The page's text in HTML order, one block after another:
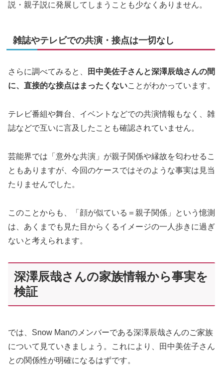
説・親子説に発展してしまうことも少なくありません。
雑誌やテレビでの共演・接点は一切なし
さらに調べてみると、
田中美佐子さんと深澤辰哉さんの間
に、直接的な接点はまったくないことがわかっています。
テレビ番組や舞台、イベントなどでの共演情報もなく、雑
誌などで互いに言及したことも確認されていません。
芸能界では「意外な共演」が親子関係や縁故を匂わせるこ
ともありますが、今回のケースではそのような事実は見当
たりませんでした。
このことからも、「顔が似ている＝親子関係」という憶測
は、あくまでも見た目からくるイメージの一人歩きに過ぎ
ないと考えられます。
深澤辰哉さんの家族情報から事実を
検証
では、Snow Manのメンバーである深澤辰哉さんのご家族
について見ていきましょう。これにより、田中美佐子さん
との関係性が明確になるはずです。